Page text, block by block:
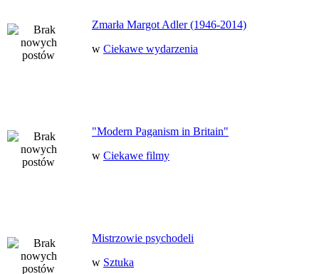
Zmarła Margot Adler (1946-2014)
w Ciekawe wydarzenia
"Modern Paganism in Britain"
w Ciekawe filmy
Mistrzowie psychodeli
w Sztuka